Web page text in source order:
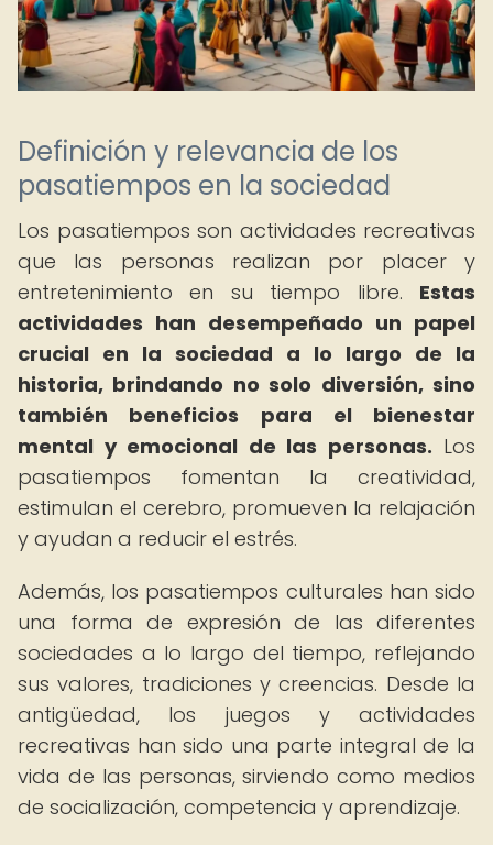
Definición y relevancia de los
pasatiempos en la sociedad
Los pasatiempos son actividades recreativas
que las personas realizan por placer y
entretenimiento en su tiempo libre. Estas
actividades han desempeñado un papel
crucial en la sociedad a lo largo de la
historia, brindando no solo diversión, sino
también beneficios para el bienestar
mental y emocional de las personas. Los
pasatiempos fomentan la creatividad,
estimulan el cerebro, promueven la relajación
y ayudan a reducir el estrés.
Además, los pasatiempos culturales han sido
una forma de expresión de las diferentes
sociedades a lo largo del tiempo, reflejando
sus valores, tradiciones y creencias. Desde la
antigüedad, los juegos y actividades
recreativas han sido una parte integral de la
vida de las personas, sirviendo como medios
de socialización, competencia y aprendizaje.